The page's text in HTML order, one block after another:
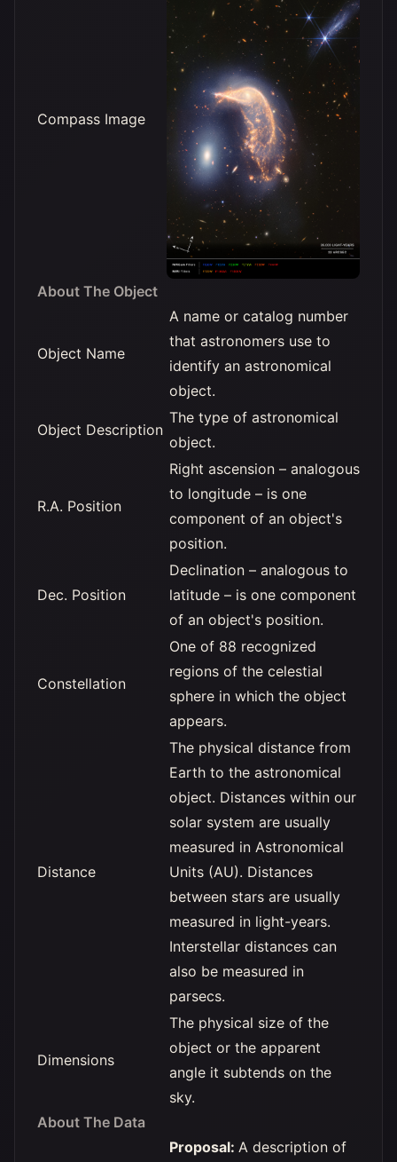
Compass Image
About The Object
Object Name
A name or catalog number
that astronomers use to
identify an astronomical
object.
Object Description
The type of astronomical
object.
R.A. Position
Right ascension – analogous
to longitude – is one
component of an object's
position.
Dec. Position
Declination – analogous to
latitude – is one component
of an object's position.
Constellation
One of 88 recognized
regions of the celestial
sphere in which the object
appears.
Distance
The physical distance from
Earth to the astronomical
object. Distances within our
solar system are usually
measured in Astronomical
Units (AU). Distances
between stars are usually
measured in light-years.
Interstellar distances can
also be measured in
parsecs.
Dimensions
The physical size of the
object or the apparent
angle it subtends on the
sky.
About The Data
Proposal: A description of